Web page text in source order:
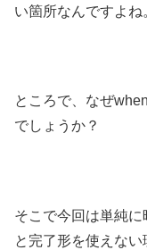
い箇所なんですよね
ところで、なぜ
でしょうか？
そこで今回は単純
と完了形を使えない